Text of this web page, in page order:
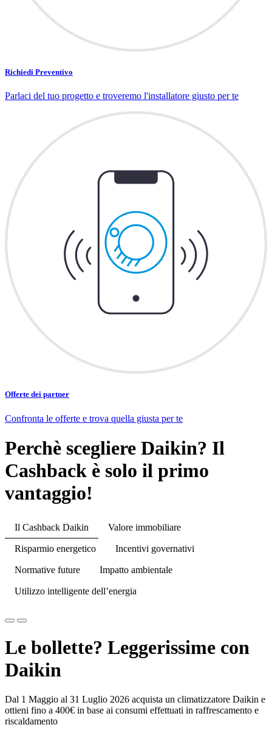
Richiedi Preventivo
Parlaci del tuo progetto e troveremo l'installatore giusto per te
Offerte dei partner
Confronta le offerte e trova quella giusta per te
Perchè scegliere Daikin? Il
Cashback è solo il primo
vantaggio!
Il Cashback Daikin Valore immobiliare
Risparmio energetico Incentivi governativi
Normative future Impatto ambientale
Utilizzo intelligente dell’energia
Le bollette? Leggerissime con
Daikin
Dal 1 Maggio al 31 Luglio 2026 acquista un climatizzatore Daikin e
ottieni fino a 400€ in base ai consumi effettuati in raffrescamento e
riscaldamento